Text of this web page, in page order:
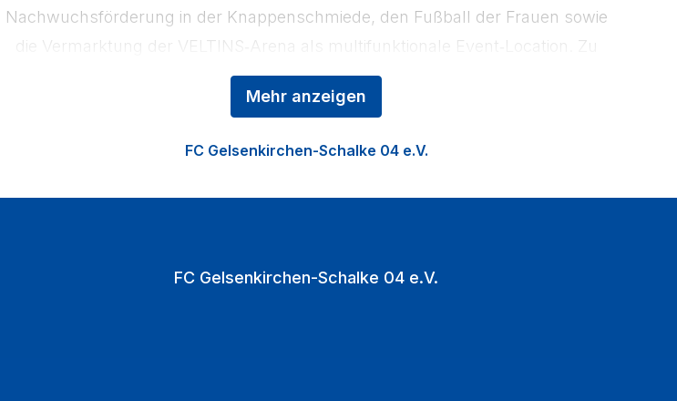
Mehr anzeigen
Nachwuchsförderung in der Knappenschmiede, den Fußball der Frauen sowie
die Vermarktung der VELTINS‑Arena als multifunktionale Event‑Location. Zu
den Heimspielen strömen jährlich über eine Million Fußballfans in die
VELTINS‑Arena.
FC Gelsenkirchen-Schalke 04 e.V.
FC Gelsenkirchen-Schalke 04 e.V.